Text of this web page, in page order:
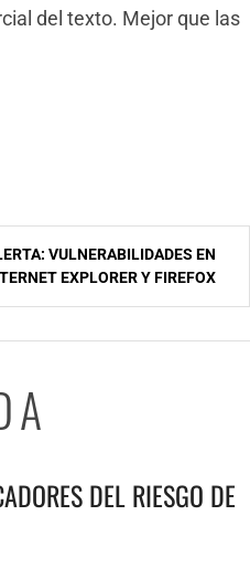
del texto. Mejor que las
VULNERABILIDADES EN
EXPLORER Y FIREFOX
DEL RIESGO DE